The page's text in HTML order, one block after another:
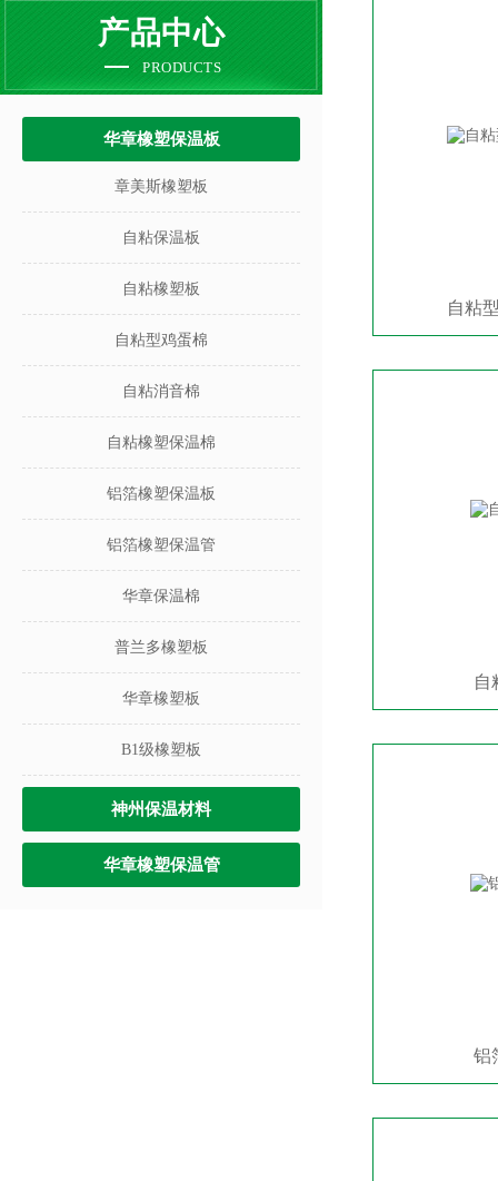
产品中心
PRODUCTS
华章橡塑保温板
章美斯橡塑板
自粘保温板
自粘橡塑板
自粘型鸡蛋棉
自粘消音棉
自粘橡塑保温棉
铝箔橡塑保温板
铝箔橡塑保温管
华章保温棉
普兰多橡塑板
华章橡塑板
B1级橡塑板
神州保温材料
华章橡塑保温管
自粘
自
铝